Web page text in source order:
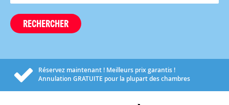
RECHERCHER
Réservez maintenant ! Meilleurs prix garantis !
Annulation GRATUITE pour la plupart des chambres